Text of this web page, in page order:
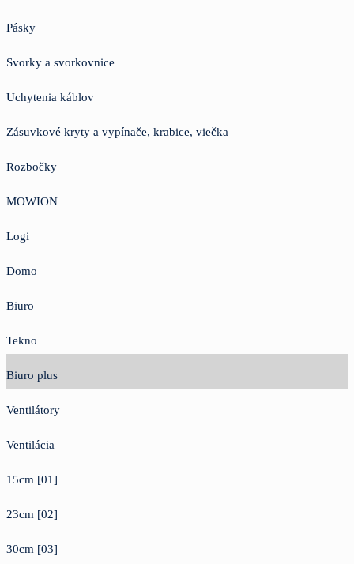
Pásky
Svorky a svorkovnice
Uchytenia káblov
Zásuvkové kryty a vypínače, krabice, viečka
Rozbočky
MOWION
Logi
Domo
Biuro
Tekno
Biuro plus
Ventilátory
Ventilácia
15cm [01]
23cm [02]
30cm [03]